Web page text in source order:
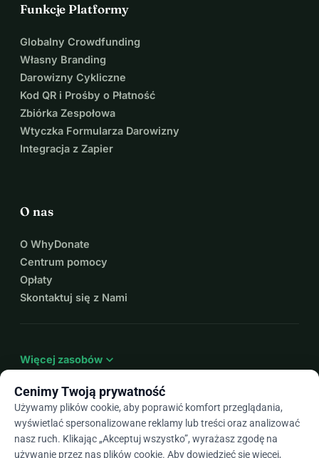
Funkcje Platformy
Globalny Crowdfunding
Własny Branding
Darowizny Cykliczne
Kod QR i Prośby o Płatność
Zbiórka Zespołowa
Wtyczka Formularza Darowizny
Integracja z Zapier
O nas
O WhyDonate
Centrum pomocy
Opłaty
Skontaktuj się z Nami
Więcej zasobów expand_more
Plarrow_drop_down
Cenimy Twoją prywatność
Używamy plików cookie, aby poprawić komfort przeglądania,
wyświetlać spersonalizowane reklamy lub treści oraz analizować
nasz ruch. Klikając „Akceptuj wszystko”, wyrażasz zgodę na
używanie przez nas plików cookie. Aby dowiedzieć się więcej,